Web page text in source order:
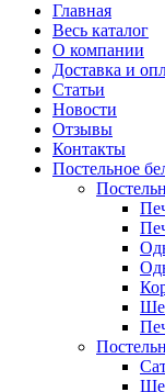
Главная
Весь каталог
О компании
Доставка и
Статьи
Новости
Отзывы
Контакты
Постельное